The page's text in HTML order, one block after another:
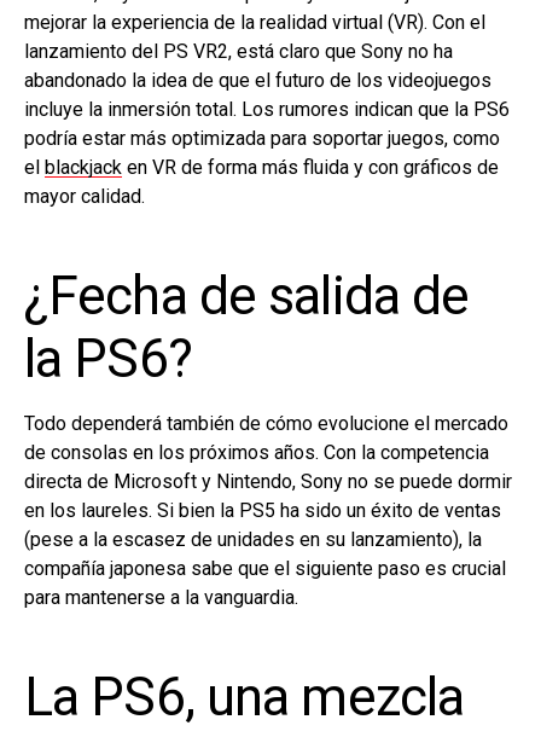
mejorar la experiencia de la realidad virtual (VR). Con el
lanzamiento del PS VR2, está claro que Sony no ha
abandonado la idea de que el futuro de los videojuegos
incluye la inmersión total. Los rumores indican que la PS6
podría estar más optimizada para soportar juegos, como
el blackjack en VR de forma más fluida y con gráficos de
mayor calidad.
¿Fecha de salida de
la PS6?
Todo dependerá también de cómo evolucione el mercado
de consolas en los próximos años. Con la competencia
directa de Microsoft y Nintendo, Sony no se puede dormir
en los laureles. Si bien la PS5 ha sido un éxito de ventas
(pese a la escasez de unidades en su lanzamiento), la
compañía japonesa sabe que el siguiente paso es crucial
para mantenerse a la vanguardia.
La PS6, una mezcla